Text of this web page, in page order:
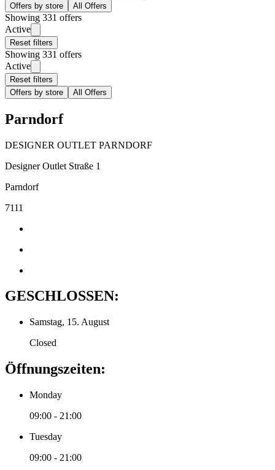
Offers by store
All Offers
Showing 331 offers
Active
Reset filters
Showing 331 offers
Active
Reset filters
Offers by store
All Offers
Parndorf
DESIGNER OUTLET PARNDORF
Designer Outlet Straße 1
Parndorf
7111
GESCHLOSSEN:
Samstag, 15. August
Closed
Öffnungszeiten:
Monday
09:00 - 21:00
Tuesday
09:00 - 21:00